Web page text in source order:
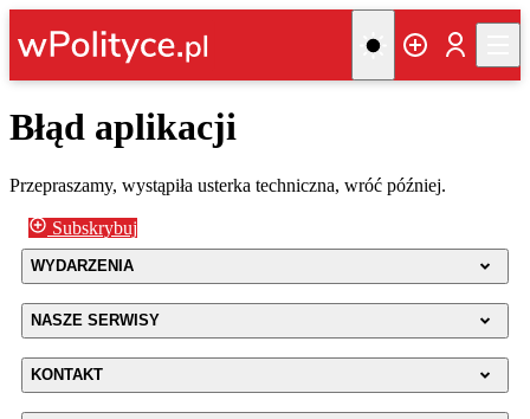
Błąd aplikacji
Przepraszamy, wystąpiła usterka techniczna, wróć później.
Subskrybuj
WYDARZENIA
NASZE SERWISY
KONTAKT